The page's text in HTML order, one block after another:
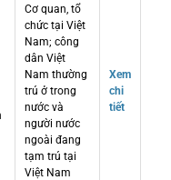
Cơ quan, tổ
chức tại Việt
Nam; công
dân Việt
Nam thường
trú ở trong
nước và
người nước
ngoài đang
tạm trú tại
Việt Nam
Xem
chi
tiết